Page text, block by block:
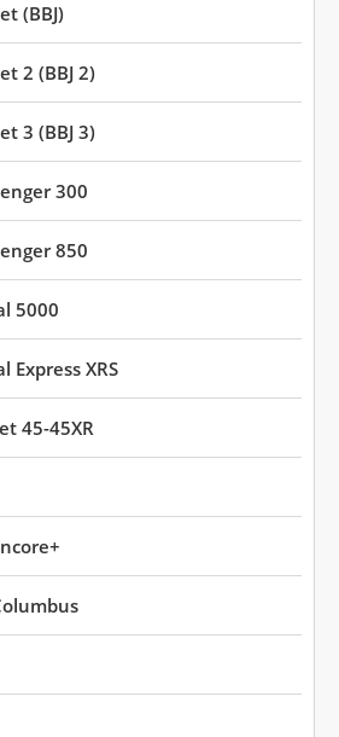
(BBJ)
2 (BBJ 2)
3 (BBJ 3)
300
850
5000
Express XRS
45-45XR